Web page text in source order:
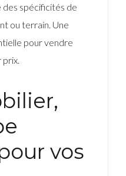
spécificités de
ou terrain. Une
pour vendre
vos